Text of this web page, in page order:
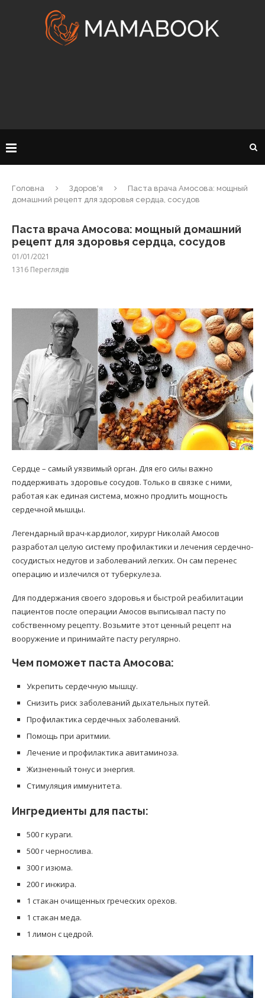
Головна Здоров'я
Паста врача Амосова: мощный
домашний рецепт для здоровья сердца, сосудов
Паста врача Амосова: мощный домашний
рецепт для здоровья сердца, сосудов
01/01/2021
1316 Переглядів
Сердце – самый уязвимый орган. Для его силы важно
поддерживать здоровье сосудов. Только в связке с ними,
работая как единая система, можно продлить мощность
сердечной мышцы.
Легендарный врач-кардиолог, хирург Николай Амосов
разработал целую систему профилактики и лечения сердечно-
сосудистых недугов и заболеваний легких. Он сам перенес
операцию и излечился от туберкулеза.
Для поддержания своего здоровья и быстрой реабилитации
пациентов после операции Амосов выписывал пасту по
собственному рецепту. Возьмите этот ценный рецепт на
вооружение и принимайте пасту регулярно.
Чем поможет паста Амосова:
Укрепить сердечную мышцу.
Снизить риск заболеваний дыхательных путей.
Профилактика сердечных заболеваний.
Помощь при аритмии.
Лечение и профилактика авитаминоза.
Жизненный тонус и энергия.
Стимуляция иммунитета.
Ингредиенты для пасты:
500 г кураги.
500 г чернослива.
300 г изюма.
200 г инжира.
1 стакан очищенных греческих орехов.
1 стакан меда.
1 лимон с цедрой.